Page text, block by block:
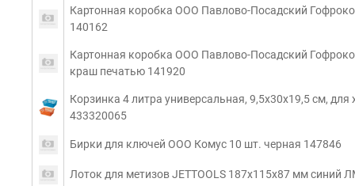
Картонная коробка ООО Павлово-Посадский
140162
Картонная коробка ООО Павлово-Посадский
краш печатью 141920
Корзинка 4 литра универсальная, 9,5х30х19,5 см, для
433320065
Бирки для ключей ООО Комус 10 шт. черная 147846
Лоток для метизов JETTOOLS 187x115x87 мм синий